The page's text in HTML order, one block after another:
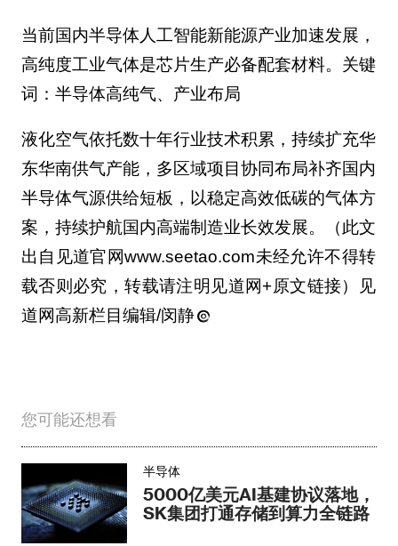
当前国内半导体人工智能新能源产业加速发展，
高纯度工业气体是芯片生产必备配套材料。关键
词：半导体高纯气、产业布局
液化空气依托数十年行业技术积累，持续扩充华
东华南供气产能，多区域项目协同布局补齐国内
半导体气源供给短板，以稳定高效低碳的气体方
案，持续护航国内高端制造业长效发展。（此文
出自见道官网www.seetao.com未经允许不得转
载否则必究，转载请注明见道网+原文链接）见
道网高新栏目编辑/闵静
您可能还想看
半导体
5000亿美元AI基建协议落地，
SK集团打通存储到算力全链路